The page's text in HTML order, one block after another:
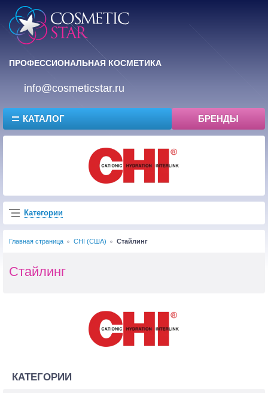
ПРОФЕССИОНАЛЬНАЯ КОСМЕТИКА
info@cosmeticstar.ru
КАТАЛОГ БРЕНДЫ
Категории
Главная страница CHI (США) Стайлинг
Стайлинг
КАТЕГОРИИ